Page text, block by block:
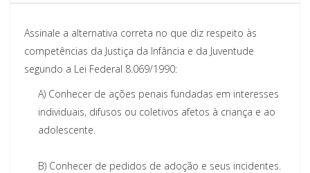
Assinale a alternativa correta no que diz respeito às
competências da Justiça da Infância e da Juventude
segundo a Lei Federal 8.069/1990:
A) Conhecer de ações penais fundadas em interesses
individuais, difusos ou coletivos afetos à criança e ao
adolescente.
B) Conhecer de pedidos de adoção e seus incidentes.